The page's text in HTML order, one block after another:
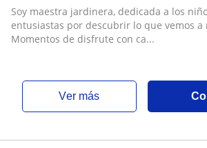
Soy maestra jardinera, dedicada a los
entusiastas por descubrir lo que vemos
Momentos de disfrute con ca...
ver más